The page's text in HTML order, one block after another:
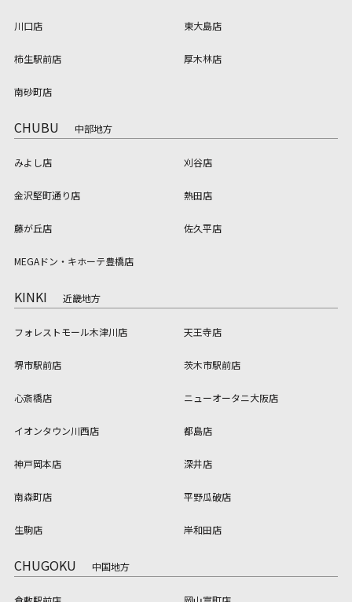
川口店 東大島店
柿生駅前店 厚木林店
南砂町店
CHUBU 中部地方
みよし店 刈谷店
金沢堅町通り店 熱田店
藤が丘店 佐久平店
MEGAドン・キホーテ豊橋店
KINKI 近畿地方
フォレストモール木津川店 天王寺店
堺市駅前店 茨木市駅前店
心斎橋店 ニューオータニ大阪店
イオンタウン川西店 都島店
神戸岡本店 深井店
南森町店 平野瓜破店
生駒店 岸和田店
CHUGOKU 中国地方